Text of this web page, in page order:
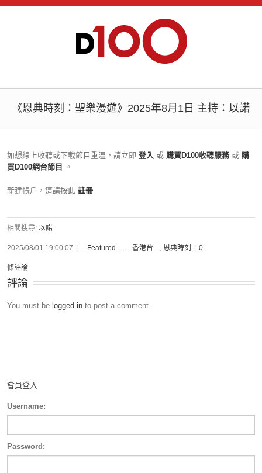
《恩典時刻：聖樂漫遊》2025年8月1日 主持：以諾
如想線上收聽或下載節目重溫，請立即 登入 或 購買D100收聽服務 或 購
買D100網台節目
。
新建帳戶，這請按此 註冊
相關搜尋: 以諾
2025/08/01 19:00:07 -- Featured --, -- 香港台 --, 恩典時刻 0
條評論
評論
You must be logged in to post a comment.
會員登入
Username:
Password: